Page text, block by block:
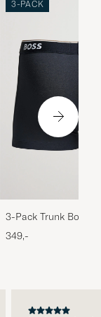
3-PACK
3-Pack Trunk Boxer
Blue
349,-